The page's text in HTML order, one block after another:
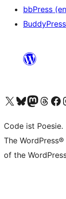
bbPress
Unser X-Konto (früher Twitter) besuchen
Unser Bluesky-Konto
Unser Mastodon-
Unser Unsere
Code ist Poesie.
The
of the